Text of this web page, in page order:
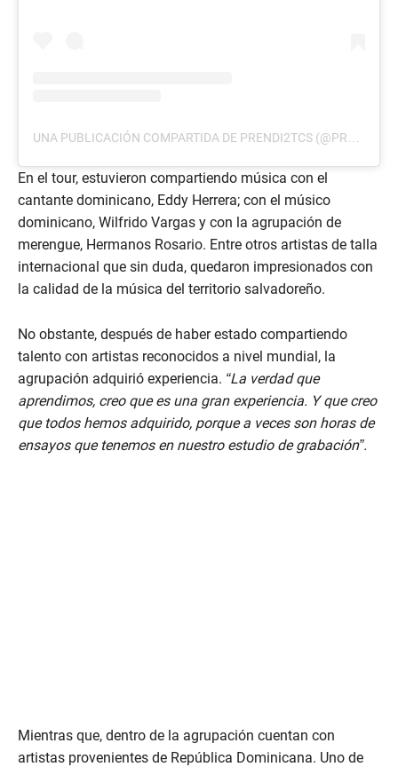
En el tour, estuvieron compartiendo música con el
cantante dominicano, Eddy Herrera; con el músico
dominicano, Wilfrido Vargas y con la agrupación de
merengue, Hermanos Rosario. Entre otros artistas de talla
internacional que sin duda, quedaron impresionados con
la calidad de la música del territorio salvadoreño.
No obstante, después de haber estado compartiendo
talento con artistas reconocidos a nivel mundial, la
agrupación adquirió experiencia. “La verdad que
aprendimos, creo que es una gran experiencia. Y que creo
que todos hemos adquirido, porque a veces son horas de
ensayos que tenemos en nuestro estudio de grabación”.
Mientras que, dentro de la agrupación cuentan con
artistas provenientes de República Dominicana. Uno de